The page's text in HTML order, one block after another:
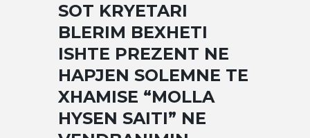
SOT KRYETARI
BLERIM BEXHETI
ISHTE PREZENT NE
HAPJEN SOLEMNE TE
XHAMISE “MOLLA
HYSEN SAITI” NE